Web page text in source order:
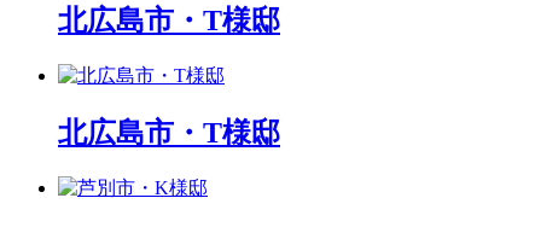
北広島市・T様邸
北広島市・T様邸